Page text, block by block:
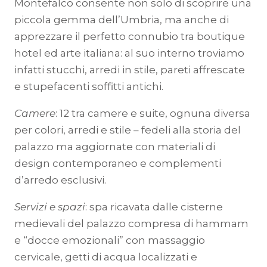
Montefalco consente non solo di scoprire una
piccola gemma dell’Umbria, ma anche di
apprezzare il perfetto connubio tra boutique
hotel ed arte italiana: al suo interno troviamo
infatti stucchi, arredi in stile, pareti affrescate
e stupefacenti soffitti antichi.
Camere: 12 tra camere e suite, ognuna diversa
per colori, arredi e stile – fedeli alla storia del
palazzo ma aggiornate con materiali di
design contemporaneo e complementi
d’arredo esclusivi.
Servizi e spazi: spa ricavata dalle cisterne
medievali del palazzo compresa di hammam
e “docce emozionali” con massaggio
cervicale, getti di acqua localizzati e